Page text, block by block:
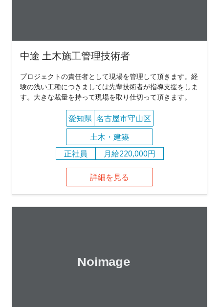
中途 土木施工管理技術者
プロジェクトの責任者として現場を管理して頂きます。経
験の浅い工種につきましては先輩技術者が指導支援をしま
す。大きな裁量を持って現場を取り仕切って頂きます。
愛知県 名古屋市守山区
土木・建築
正社員
月給220,000円
詳細を見る